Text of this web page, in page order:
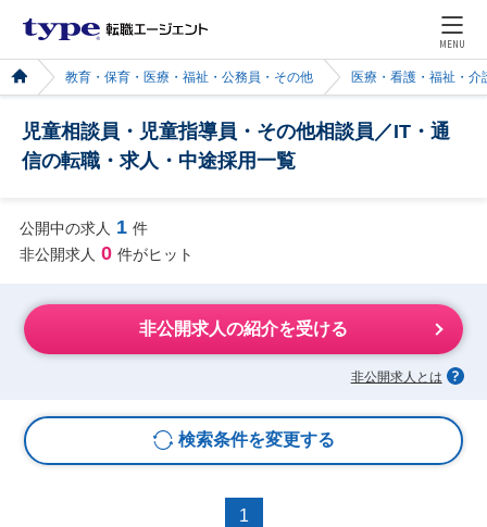
MENU
教育・保育・医療・福祉・公務員・その他 医療・看護・福祉・介
児童相談員・児童指導員・その他相談員／IT・通
信の転職・求人・中途採用一覧
公開中の求人 1 件
非公開求人 0 件がヒット
非公開求人の紹介を受ける
非公開求人とは
検索条件を変更する
1